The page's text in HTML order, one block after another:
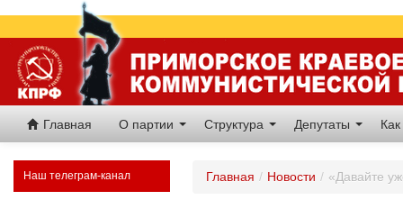
Главная О партии Структура Депутаты
Наш телеграм-канал Главная / Новости / «Давайте